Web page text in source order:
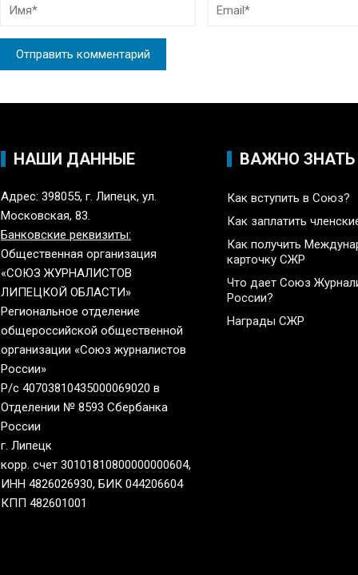
НАШИ ДАННЫЕ
Адрес: 398055, г. Липецк, ул.
Московская, 83.
Банковские реквизиты:
Общественная организация
«СОЮЗ ЖУРНАЛИСТОВ
ЛИПЕЦКОЙ ОБЛАСТИ»
Региональное отделение
общероссийской общественной
организации «Союз журналистов
России»
Р/с 40703810435000069020 в
Отделении № 8593 Сбербанка
России
г. Липецк
корр. счет 30101810800000000604,
ИНН 4826026930, БИК 044206604
КПП 482601001
ВАЖНО ЗНАТЬ
Как вступить в Союз?
Как заплатить
Как получить
карточку СЖР
Что дает Союз
России?
Награды СЖР